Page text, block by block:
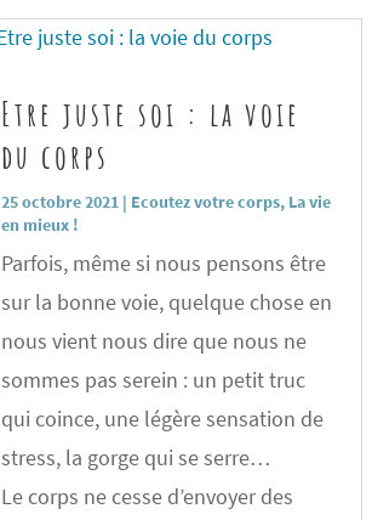
Etre juste soi : la voie
du corps
25 octobre 2021| Ecoutez votre corps, La vie
en mieux !
Parfois, même si nous pensons être
sur la bonne voie, quelque chose en
nous vient nous dire que nous ne
sommes pas serein : un petit truc
qui coince, une légère sensation de
stress, la gorge qui se serre…
Le corps ne cesse d’envoyer des